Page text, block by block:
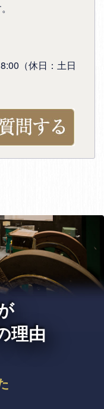
（休日：土日
理由